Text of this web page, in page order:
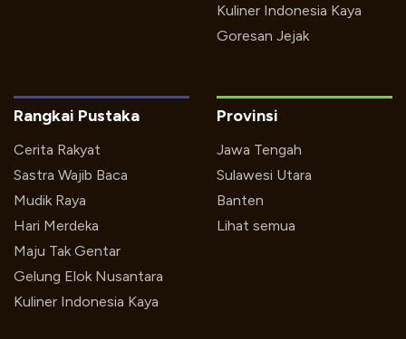
Kuliner Indonesia Kaya
Goresan Jejak
Rangkai Pustaka
Cerita Rakyat
Sastra Wajib Baca
Mudik Raya
Hari Merdeka
Maju Tak Gentar
Gelung Elok Nusantara
Kuliner Indonesia Kaya
Provinsi
Jawa Tengah
Sulawesi Utara
Banten
Lihat semua